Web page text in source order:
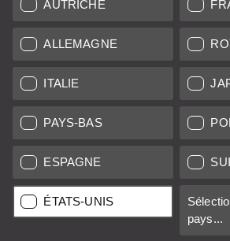
AUTRICHE
ALLEMAGNE
ITALIE
PAYS-BAS
ESPAGNE
ÉTATS-UNIS
pays...
ESTIMATION
DEMANDE DE RECHERCHE
VENTES AUX ENCHÈRES
LEICA STORES
Tous les prix des vendeurs basés dans
sauf